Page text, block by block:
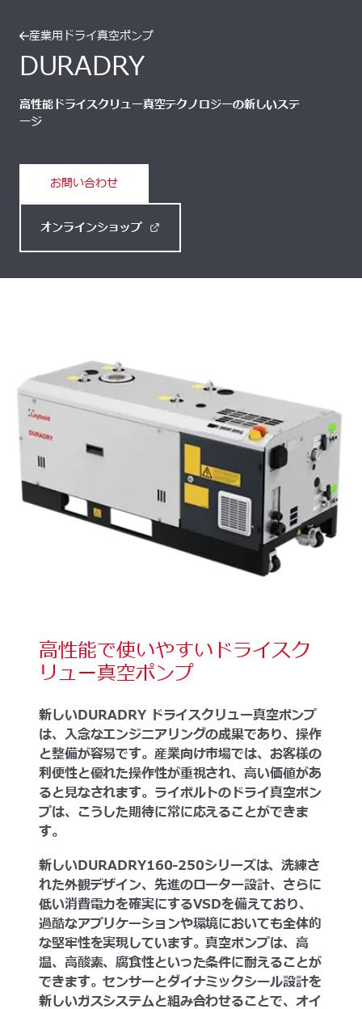
産業用ドライ真空ポンプ
DURADRY
高性能ドライスクリュー真空テクノロジーの新しいステ
ージ
お問い合わせ
オンラインショップ
高性能で使いやすいドライスク
リュー真空ポンプ
新しいDURADRY ドライスクリュー真空ポンプ
は、入念なエンジニアリングの成果であり、操作
と整備が容易です。産業向け市場では、お客様の
利便性と優れた操作性が重視され、高い価値があ
ると見なされます。ライボルトのドライ真空ポン
プは、こうした期待に常に応えることができま
す。
新しいDURADRY160-250シリーズは、洗練さ
れた外観デザイン、先進のローター設計、さらに
低い消費電力を確実にするVSDを備えており、
過酷なアプリケーションや環境においても全体的
な堅牢性を実現しています。真空ポンプは、高
温、高酸素、腐食性といった条件に耐えることが
できます。センサーとダイナミックシール設計を
新しいガスシステムと組み合わせることで、オイ